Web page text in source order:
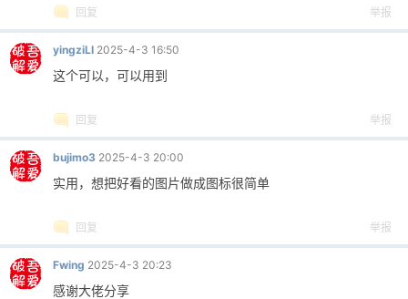
回复 举报
yingziLI 2025-4-3 16:50
这个可以，可以用到
回复 举报
bujimo3 2025-4-3 20:00
实用，想把好看的图片做成图标很简单
回复 举报
Fwing 2025-4-3 20:23
感谢大佬分享